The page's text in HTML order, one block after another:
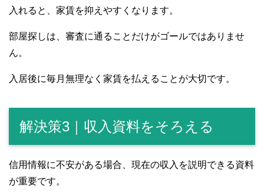
入れると、家賃を抑えやすくなります。
部屋探しは、審査に通ることだけがゴールではありませ
ん。
入居後に毎月無理なく家賃を払えることが大切です。
解決策3｜収入資料をそろえる
信用情報に不安がある場合、現在の収入を説明できる資料
が重要です。